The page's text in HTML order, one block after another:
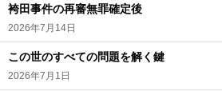
袴田事件の再審無罪確定後
2026年7月14日
この世のすべての問題を解く鍵
2026年7月1日